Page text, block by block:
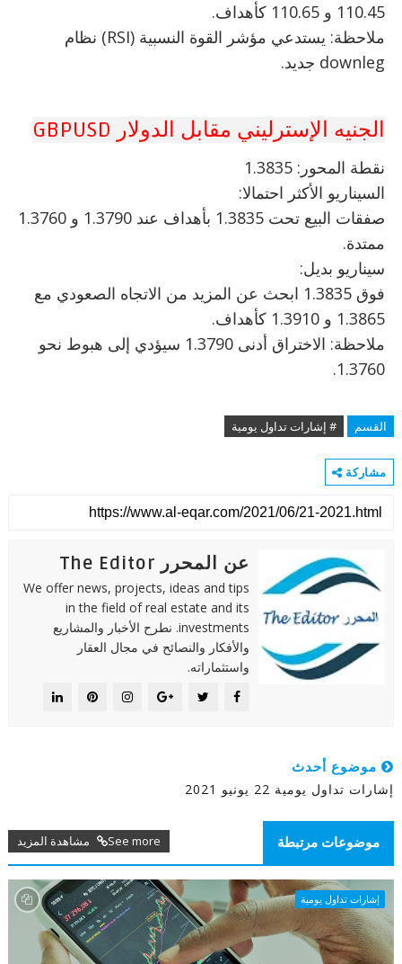
110.45 و 110.65 كأهداف.
ملاحظة: يستدعي مؤشر القوة النسبية (RSI) نظام
downleg جديد.
الجنيه الإسترليني مقابل الدولار GBPUSD
نقطة المحور: 1.3835
السيناريو الأكثر احتمالا:
صفقات البيع تحت 1.3835 بأهداف عند 1.3790 و 1.3760
ممتدة.
سيناريو بديل:
فوق 1.3835 ابحث عن المزيد من الاتجاه الصعودي مع
1.3865 و 1.3910 كأهداف.
ملاحظة: الاختراق أدنى 1.3790 سيؤدي إلى هبوط نحو
1.3760.
القسم # إشارات تداول يومية
مشاركة
عن المحرر The Editor
We offer news, projects, ideas and tips
in the field of real estate and its
investments. نطرح الأخبار والمشاريع
والأفكار والنصائح في مجال العقار
واستثماراته.
موضوع أحدث
إشارات تداول يومية 22 يونيو 2021
موضوعات مرتبطة See more مشاهدة المزيد
إشارات تداول يومية